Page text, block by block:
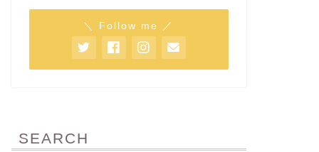
＼ Follow me ／
SEARCH